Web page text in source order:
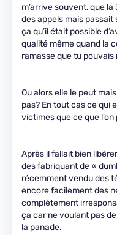
m’arrive souvent, que la
des appels mais passait
ça qu’il était possible
qualité même quand la
ramasse que tu
Ou alors elle le peut
pas? En tout cas ce qui
victimes que ce que l’on
Après il fallait bien
des fabriquant de «
récemment vendu des
encore facilement des
complètement
ça car ne voulant pas
la panade.